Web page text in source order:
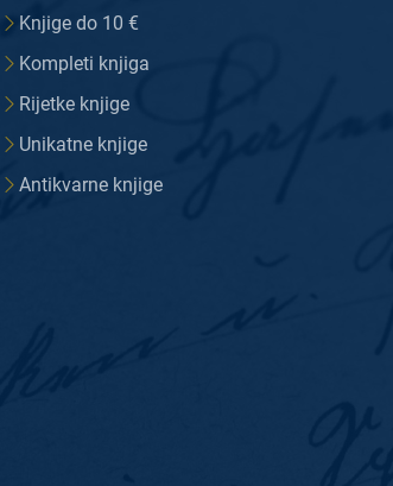
Knjige do 10 €
Kompleti knjiga
Rijetke knjige
Unikatne knjige
Antikvarne knjige